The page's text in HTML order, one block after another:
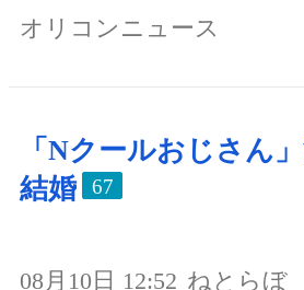
オリコンニュース
「Nクールおじさん
結婚
67
08月10日 12:52 ねとらぼ